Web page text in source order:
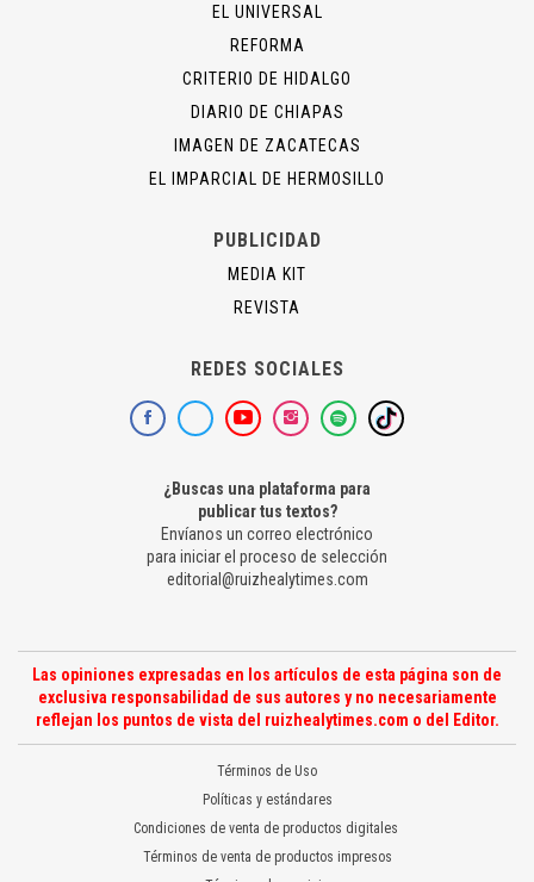
EL UNIVERSAL
REFORMA
CRITERIO DE HIDALGO
DIARIO DE CHIAPAS
IMAGEN DE ZACATECAS
EL IMPARCIAL DE HERMOSILLO
PUBLICIDAD
MEDIA KIT
REVISTA
REDES SOCIALES
¿Buscas una plataforma para
publicar tus textos?
Envíanos un correo electrónico
para iniciar el proceso de selección
editorial@ruizhealytimes.com
Las opiniones expresadas en los artículos de esta página son de
exclusiva responsabilidad de sus autores y no necesariamente
reflejan los puntos de vista del ruizhealytimes.com o del Editor.
Términos de Uso
Políticas y estándares
Condiciones de venta de productos digitales
Términos de venta de productos impresos